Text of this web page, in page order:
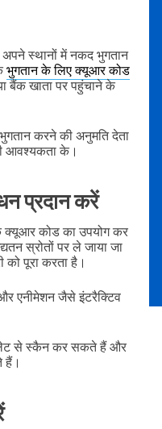
अपने स्थानों में नकद भुगतान
भुगतान के लिए क्यूआर कोड
बैंक खाता पर पहुंचाने के
करने की अनुमति देता
आवश्यकता के।
प्रदान करें
क्यूआर कोड का उपयोग कर
स्रोतों पर ले जाया जा
पूरा करता है।
एनीमेशन जैसे इंटरैक्टिव
से स्कैन कर सकते हैं और
हैं।